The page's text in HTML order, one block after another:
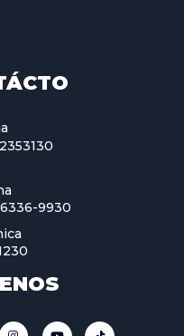
6336-9930